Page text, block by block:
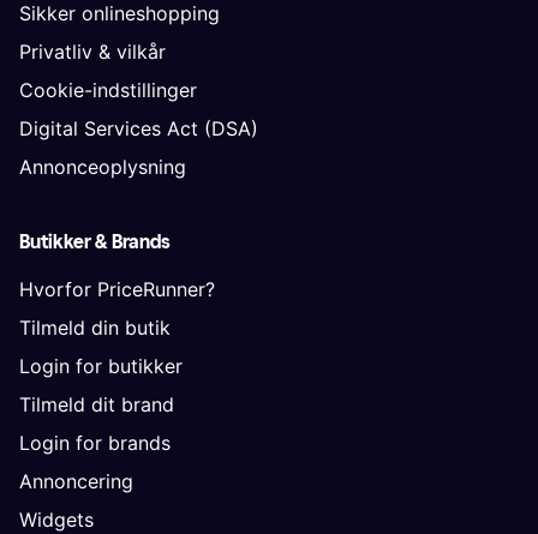
Sikker onlineshopping
Privatliv & vilkår
Cookie-indstillinger
Digital Services Act (DSA)
Annonceoplysning
Butikker & Brands
Hvorfor PriceRunner?
Tilmeld din butik
Login for butikker
Tilmeld dit brand
Login for brands
Annoncering
Widgets